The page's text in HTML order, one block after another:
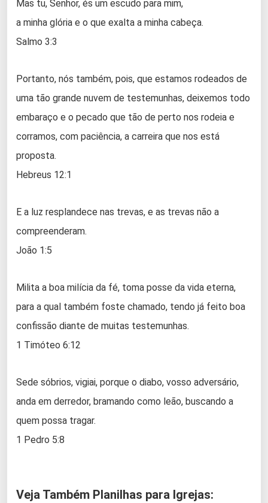
Mas tu, Senhor, és um escudo para mim,
a minha glória e o que exalta a minha cabeça.
Salmo 3:3
Portanto, nós também, pois, que estamos rodeados de
uma tão grande nuvem de testemunhas, deixemos todo
embaraço e o pecado que tão de perto nos rodeia e
corramos, com paciência, a carreira que nos está
proposta.
Hebreus 12:1
E a luz resplandece nas trevas, e as trevas não a
compreenderam.
João 1:5
Milita a boa milícia da fé, toma posse da vida eterna,
para a qual também foste chamado, tendo já feito boa
confissão diante de muitas testemunhas.
1 Timóteo 6:12
Sede sóbrios, vigiai, porque o diabo, vosso adversário,
anda em derredor, bramando como leão, buscando a
quem possa tragar.
1 Pedro 5:8
Veja Também Planilhas para Igrejas: